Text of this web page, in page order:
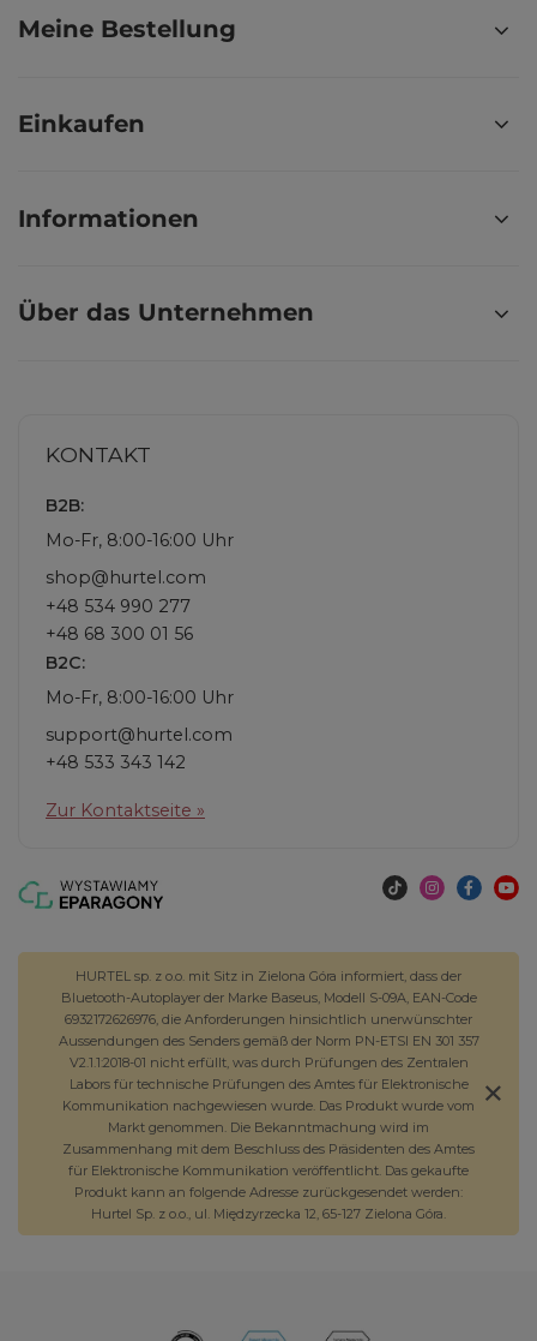
Meine Bestellung
Einkaufen
Informationen
Über das Unternehmen
KONTAKT
B2B:
Mo-Fr, 8:00-16:00 Uhr
shop@hurtel.com
+48 534 990 277
+48 68 300 01 56
B2C:
Mo-Fr, 8:00-16:00 Uhr
support@hurtel.com
+48 533 343 142
Zur Kontaktseite »
HURTEL sp. z o.o. mit Sitz in Zielona Góra informiert, dass der
Bluetooth-Autoplayer der Marke Baseus, Modell S-09A, EAN-Code
6932172626976, die Anforderungen hinsichtlich unerwünschter
Aussendungen des Senders gemäß der Norm PN-ETSI EN 301 357
V2.1.1:2018-01 nicht erfüllt, was durch Prüfungen des Zentralen
Labors für technische Prüfungen des Amtes für Elektronische
Kommunikation nachgewiesen wurde. Das Produkt wurde vom
Markt genommen. Die Bekanntmachung wird im
Zusammenhang mit dem Beschluss des Präsidenten des Amtes
für Elektronische Kommunikation veröffentlicht. Das gekaufte
Produkt kann an folgende Adresse zurückgesendet werden:
Hurtel Sp. z o.o., ul. Międzyrzecka 12, 65-127 Zielona Góra.